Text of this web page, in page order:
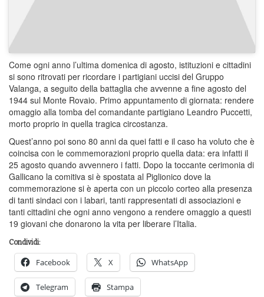
Come ogni anno l’ultima domenica di agosto, istituzioni e cittadini
si sono ritrovati per ricordare i partigiani uccisi del Gruppo
Valanga, a seguito della battaglia che avvenne a fine agosto del
1944 sul Monte Rovaio. Primo appuntamento di giornata: rendere
omaggio alla tomba del comandante partigiano Leandro Puccetti,
morto proprio in quella tragica circostanza.
Quest’anno poi sono 80 anni da quei fatti e il caso ha voluto che è
coincisa con le commemorazioni proprio quella data: era infatti il
25 agosto quando avvennero i fatti. Dopo la toccante cerimonia di
Gallicano la comitiva si è spostata al Piglionico dove la
commemorazione si è aperta con un piccolo corteo alla presenza
di tanti sindaci con i labari, tanti rappresentati di associazioni e
tanti cittadini che ogni anno vengono a rendere omaggio a questi
19 giovani che donarono la vita per liberare l’Italia.
Condividi:
Facebook X WhatsApp
Telegram Stampa